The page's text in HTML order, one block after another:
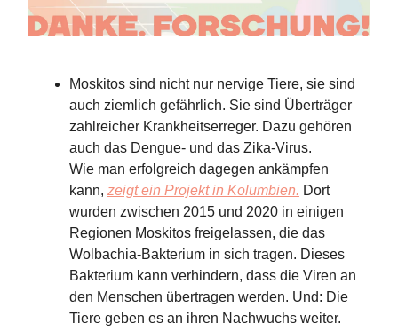
Moskitos sind nicht nur nervige Tiere, sie sind
auch ziemlich gefährlich. Sie sind Überträger
zahlreicher Krankheitserreger. Dazu gehören
auch das Dengue- und das Zika-Virus.
Wie man erfolgreich dagegen ankämpfen
kann, zeigt ein Projekt in Kolumbien. Dort
wurden zwischen 2015 und 2020 in einigen
Regionen Moskitos freigelassen, die das
Wolbachia-Bakterium in sich tragen. Dieses
Bakterium kann verhindern, dass die Viren an
den Menschen übertragen werden. Und: Die
Tiere geben es an ihren Nachwuchs weiter.